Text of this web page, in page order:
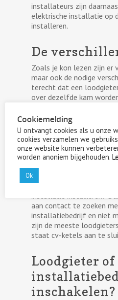
installateurs zijn
elektrische installatie op
installeren.
De
Zoals je kon lezen zijn er
maar ook de nodige
terecht dat een
over dezelfde kam
daken en leidingwerk.
niet bij een
Installatiebedrijven zijn
gespecialiseerd in het
ontstoppingen, loodgieters
installatiebedrijf is
op het gebied van
bijvoorbeeld een cv-ketel
installatie installeren?
aan contact te zoeken
installatiebedrijf en niet
zijn de meeste
staat cv-ketels aan te
Loodgieter of
inschakelen?
Cookiemelding
U ontvangt cookies als u onze
cookies verzamelen we
onze website kunnen
worden anoniem bijgehouden.
Ok